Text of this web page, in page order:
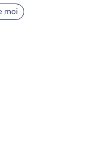
moi